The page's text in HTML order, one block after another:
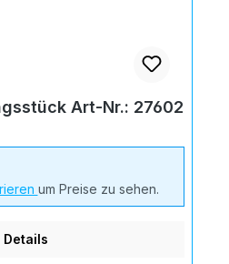
Art-Nr.: 27602
um Preise zu sehen.
Details